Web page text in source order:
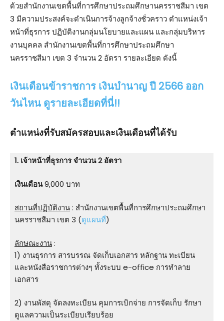
ด้วยสํานักงานเขตพื้นที่การศึกษาประถมศึกษานครราชสีมา เขต
3 มีความประสงค์จะดําเนินการจ้างลูกจ้างชั่วคราว ตําแหน่งเจ้า
หน้าที่ธุรการ ปฏิบัติงานกลุ่มนโยบายและแผน และกลุ่มบริหาร
งานบุคคล สํานักงานเขตพื้นที่การศึกษาประถมศึกษา
นครราชสีมา เขต 3 จํานวน 2 อัตรา รายละเอียด ดังนี้
เงินเดือนข้าราชการ เงินบำนาญ ปี 2566 ออก
วันไหน ดูรายละเอียดที่นี่!!
ตําแหน่งที่รับสมัครสอบและเงินเดือนที่ได้รับ
1. เจ้าหน้าที่ธุรการ จำนวน 2 อัตรา
เงินเดือน9,000 บาท
สถานที่ปฏิบัติงาน: สำนักงานเขตพื้นที่การศึกษาประถมศึกษา
นครราชสีมา เขต 3 (ดูแผนที่)
ลักษณะงาน:
1) งานธุรการ สารบรรณ จัดเก็บเอกสาร หลักฐาน ทะเบียน
และหนังสือราชการต่างๆ ทั้งระบบ e-office การทําลาย
เอกสาร
2) งานพัสดุ จัดลงทะเบียน คุมการเบิกจ่าย การจัดเก็บ รักษา
ดูแลความเป็นระเบียบเรียบร้อย